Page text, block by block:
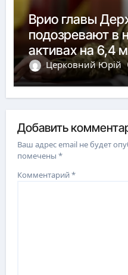
Врио главы
подозревают в
активах на 6,4
Церковний Юрій
Добавить
Ваш адрес email не будет
помечены*
Комментарий*